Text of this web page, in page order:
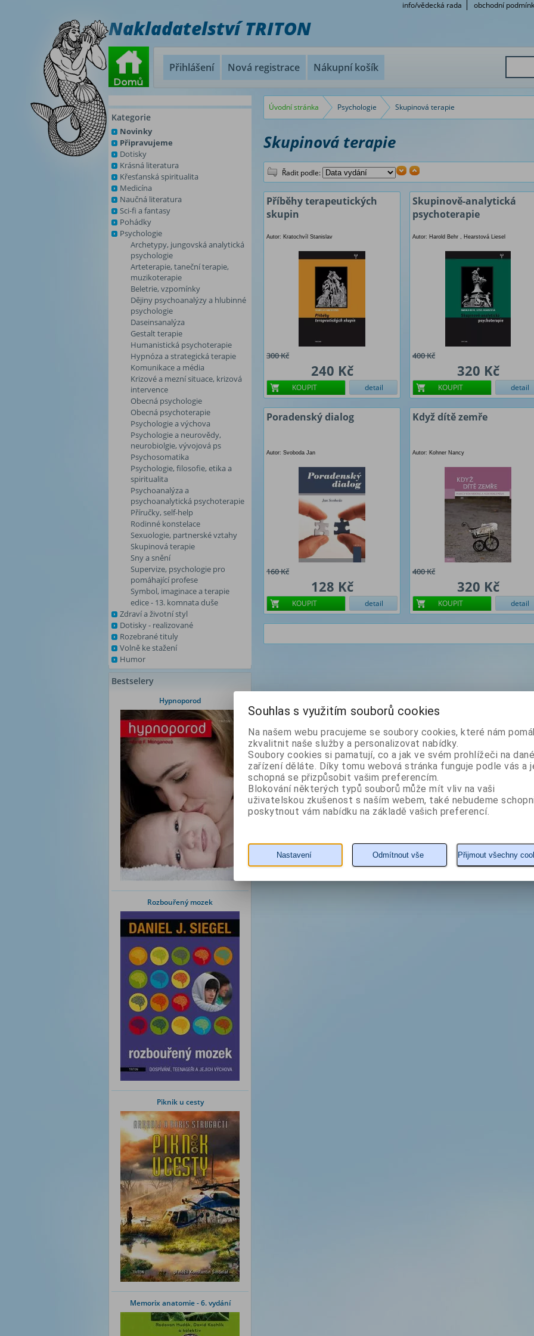
info/vědecká rada obchodní
Nakladatelství TRITON
Přihlášení Nová registrace Nákupní košík
Kategorie
Novinky
Připravujeme
Dotisky
Krásná literatura
Křesťanská spiritualita
Medicína
Naučná literatura
Sci-fi a fantasy
Pohádky
Psychologie
Archetypy, jungovská analytická
psychologie
Arteterapie, taneční terapie,
muzikoterapie
Beletrie, vzpomínky
Dějiny psychoanalýzy a hlubinné
psychologie
Daseinsanalýza
Gestalt terapie
Humanistická psychoterapie
Hypnóza a strategická terapie
Komunikace a média
Krizové a mezní situace, krizová
intervence
Obecná psychologie
Obecná psychoterapie
Psychologie a výchova
Psychologie a neurovědy,
neurobiolgie, vývojová ps
Psychosomatika
Psychologie, filosofie, etika a
spiritualita
Psychoanalýza a
psychoanalytická psychoterapie
Příručky, self-help
Rodinné konstelace
Sexuologie, partnerské vztahy
Skupinová terapie
Sny a snění
Supervize, psychologie pro
pomáhající profese
Symbol, imaginace a terapie
edice - 13. komnata duše
Zdraví a životní styl
Dotisky - realizované
Rozebrané tituly
Volně ke stažení
Humor
Bestselery
Hypnoporod
Rozbouřený mozek
Piknik u cesty
Memorix anatomie - 6. vydání
Úvodní stránka Psychologie Skupinová terapie
Skupinová terapie
Řadit podle:
Příběhy terapeutických
skupin
Autor: Kratochvíl Stanislav
300 Kč
240 Kč
KOUPIT detail
Skupinově-analytická
psychoterapie
Autor: Harold Behr , Hearstová Liesel
400 Kč
320 Kč
KOUPIT detail
Poradenský dialog
Autor: Svoboda Jan
160 Kč
128 Kč
KOUPIT detail
Když dítě zemře
Autor: Kohner Nancy
400 Kč
320 Kč
KOUPIT detail
Souhlas s využitím souborů cookies
Na našem webu pracujeme se soubory cookies, které nám
zkvalitnit naše služby a personalizovat nabídky.
Soubory cookies si pamatují, co a jak ve svém prohlížeči na
zařízení děláte. Díky tomu webová stránka funguje podle vás a
schopná se přizpůsobit vašim preferencím.
Blokování některých typů souborů může mít vliv na vaši
uživatelskou zkušenost s naším webem, také nebudeme
poskytnout vám nabídku na základě vašich preferencí.
Nastavení Odmítnout vše Přijmout všechny